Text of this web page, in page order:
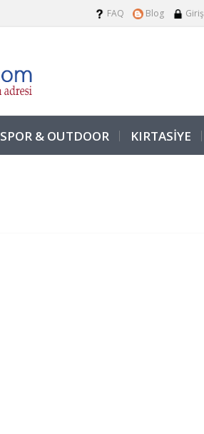
FAQ Blog Giriş
SPOR & OUTDOOR KIRTASİYE